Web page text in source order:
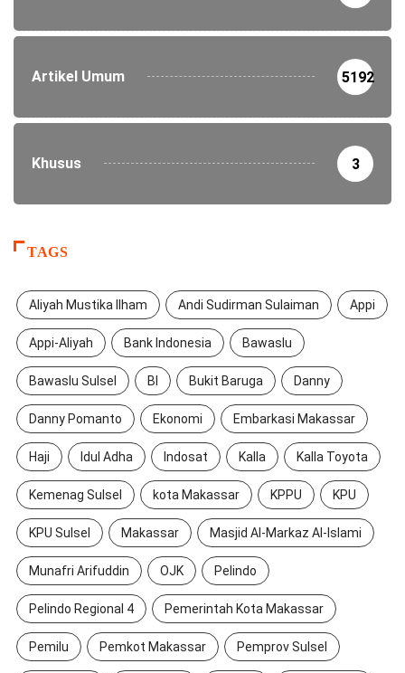
Artikel Umum 5192
Khusus 3
TAGS
Aliyah Mustika Ilham Andi Sudirman Sulaiman Appi
Appi-Aliyah Bank Indonesia Bawaslu
Bawaslu Sulsel BI Bukit Baruga Danny
Danny Pomanto Ekonomi Embarkasi Makassar
Haji Idul Adha Indosat Kalla Kalla Toyota
Kemenag Sulsel kota Makassar KPPU KPU
KPU Sulsel Makassar Masjid Al-Markaz Al-Islami
Munafri Arifuddin OJK Pelindo
Pelindo Regional 4 Pemerintah Kota Makassar
Pemilu Pemkot Makassar Pemprov Sulsel